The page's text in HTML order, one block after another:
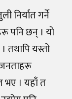
निर्यात गर्ने
पनि छन् । यो
तथापि यस्तो
जनताहरू
भए । यहाँ त